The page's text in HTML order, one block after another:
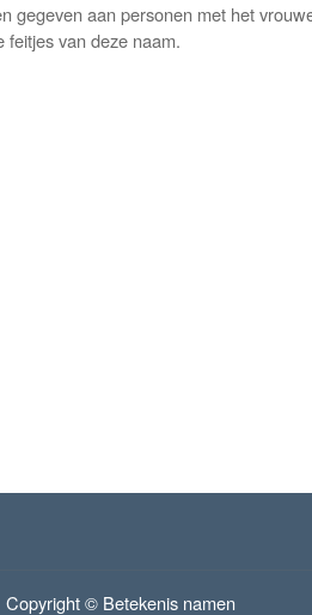
aan personen met het
feitjes van deze naam.
Copyright © Betekenis namen